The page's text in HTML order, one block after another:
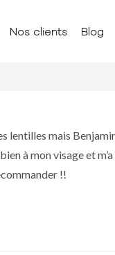
Nos clients Blog
lentilles mais
à mon visage et
!!